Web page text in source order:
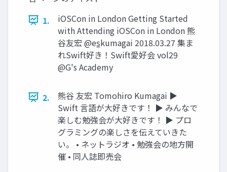
1.
iOSCon in London Getting Started
with Attending iOSCon in London 熊
谷友宏 @es̲kumagai 2018.03.27 集ま
れSwift好き！Swift愛好会 vol29
@G's Academy
2.
熊谷 友宏 Tomohiro Kumagai ▶
Swift 言語が大好きです！ ▶ みんなで
楽しむ勉強会が大好きです！ ▶ プロ
グラミングの楽しさを伝えていきた
い。 • ネットラジオ • 勉強会の地方開
催 • 同人誌即売会